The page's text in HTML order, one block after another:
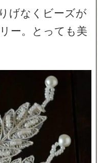
げなくビーズが
ー。とっても美